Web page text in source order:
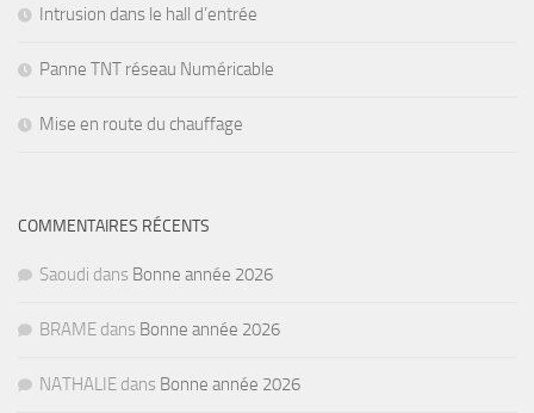
Intrusion dans le hall d’entrée
Panne TNT réseau Numéricable
Mise en route du chauffage
COMMENTAIRES RÉCENTS
Saoudi dans Bonne année 2026
BRAME dans Bonne année 2026
NATHALIE dans Bonne année 2026